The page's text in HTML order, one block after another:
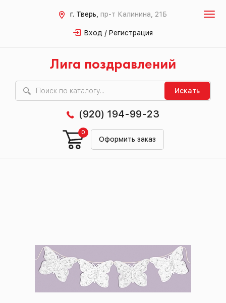
г. Тверь, пр-т Калинина, 21Б
Вход / Регистрация
Лига поздравлений
Искать
(920) 194-99-23
Оформить заказ
0